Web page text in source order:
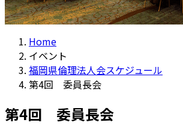
Home
イベント
福岡県倫理法人会スケジュール
第4回 委員長会
第4回 委員長会